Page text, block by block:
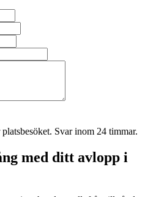
Svar inom 24 timmar.
med ditt avlopp i